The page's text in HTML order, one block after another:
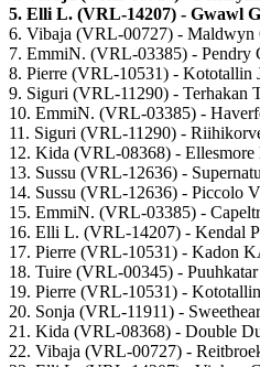
5. Elli L. (VRL-14207) - Gwawl
6. Vibaja (VRL-00727) - Maldwyn
7. EmmiN. (VRL-03385) - Pendry
8. Pierre (VRL-10531) - Kototallin
9. Siguri (VRL-11290) - Terhakan
10. EmmiN. (VRL-03385) -
11. Siguri (VRL-11290) -
12. Kida (VRL-08368) -
13. Sussu (VRL-12636) -
14. Sussu (VRL-12636) - Piccolo
15. EmmiN. (VRL-03385) -
16. Elli L. (VRL-14207) - Kendal
17. Pierre (VRL-10531) - Kadon
18. Tuire (VRL-00345) - Puuhkatar
19. Pierre (VRL-10531) -
20. Sonja (VRL-11911) -
21. Kida (VRL-08368) - Double
22. Vibaja (VRL-00727) -